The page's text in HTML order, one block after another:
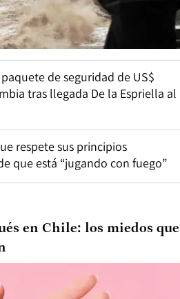
de seguridad de US$
tras llegada De la Espriella al
respete sus principios
que está “jugando con fuego”
en Chile: los miedos que